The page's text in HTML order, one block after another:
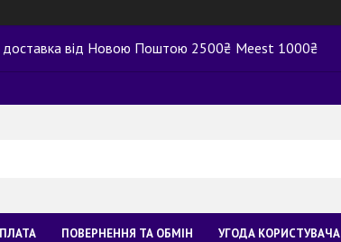
доставка від Новою Поштою 2500₴ Meest 1000₴
ПОВЕРНЕННЯ ТА ОБМІН УГОДА КОРИСТУВАЧА